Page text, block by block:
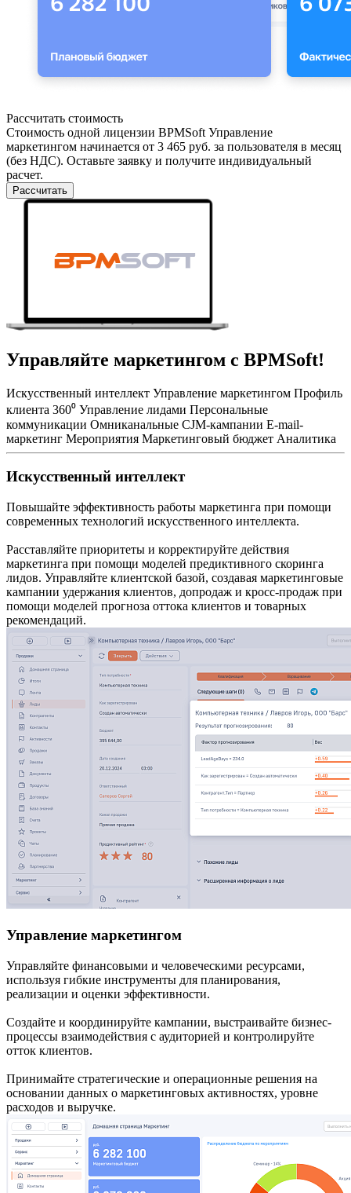
Рассчитать стоимость
Стоимость одной лицензии BPMSoft Управление
маркетингом начинается от 3 465 руб. за пользователя в месяц
(без НДС). Оставьте заявку и получите индивидуальный
расчет.
Рассчитать
Управляйте маркетингом с BPMSoft!
Искусственный интеллект Управление маркетингом Профиль
клиента 360⁰ Управление лидами Персональные
коммуникации Омниканальные CJM-кампании E-mail-
маркетинг Мероприятия Маркетинговый бюджет Аналитика
Искусственный интеллект
Повышайте эффективность работы маркетинга при помощи
современных технологий искусственного интеллекта.
Расставляйте приоритеты и корректируйте действия
маркетинга при помощи моделей предиктивного скоринга
лидов. Управляйте клиентской базой, создавая маркетинговые
кампании удержания клиентов, допродаж и кросс-продаж при
помощи моделей прогноза оттока клиентов и товарных
рекомендаций.
Управление маркетингом
Управляйте финансовыми и человеческими ресурсами,
используя гибкие инструменты для планирования,
реализации и оценки эффективности.
Создайте и координируйте кампании, выстраивайте бизнес-
процессы взаимодействия с аудиторией и контролируйте
отток клиентов.
Принимайте стратегические и операционные решения на
основании данных о маркетинговых активностях, уровне
расходов и выручке.